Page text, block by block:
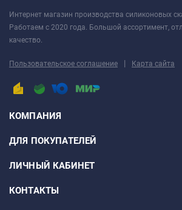
Интернет магазин производства силиконовых
Работаем с 2020 года. Большой ассортимент,
качество.
Пользовательское соглашение | Карта сайта
КОМПАНИЯ
ДЛЯ ПОКУПАТЕЛЕЙ
ЛИЧНЫЙ КАБИНЕТ
КОНТАКТЫ